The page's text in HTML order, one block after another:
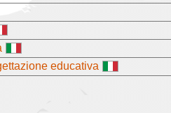
educativa